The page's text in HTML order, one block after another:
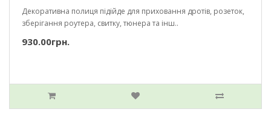
Декоративна полиця підійде для приховання дротів, розеток,
зберігання роутера, свитку, тюнера та інш..
930.00грн.